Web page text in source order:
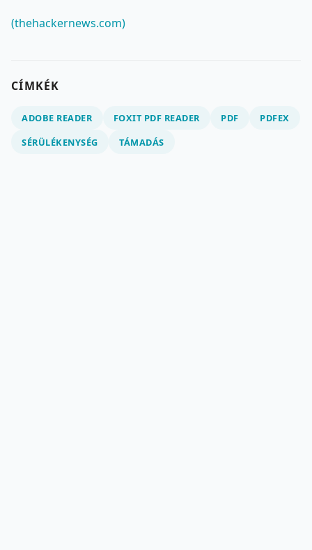
(thehackernews.com)
CÍMKÉK
ADOBE READER FOXIT PDF READER PDF
PDFEX
SÉRÜLÉKENYSÉG
TÁMADÁS